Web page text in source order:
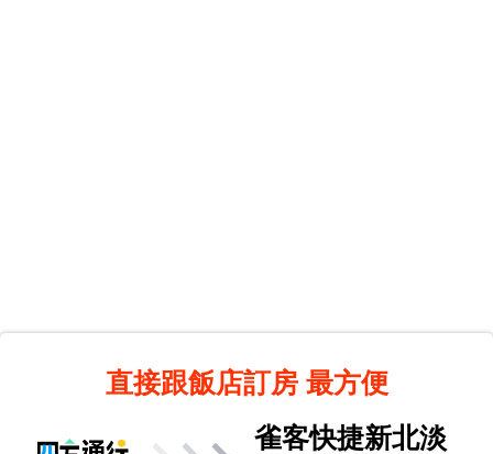
直接跟飯店訂房 最方便
雀客快捷新北淡